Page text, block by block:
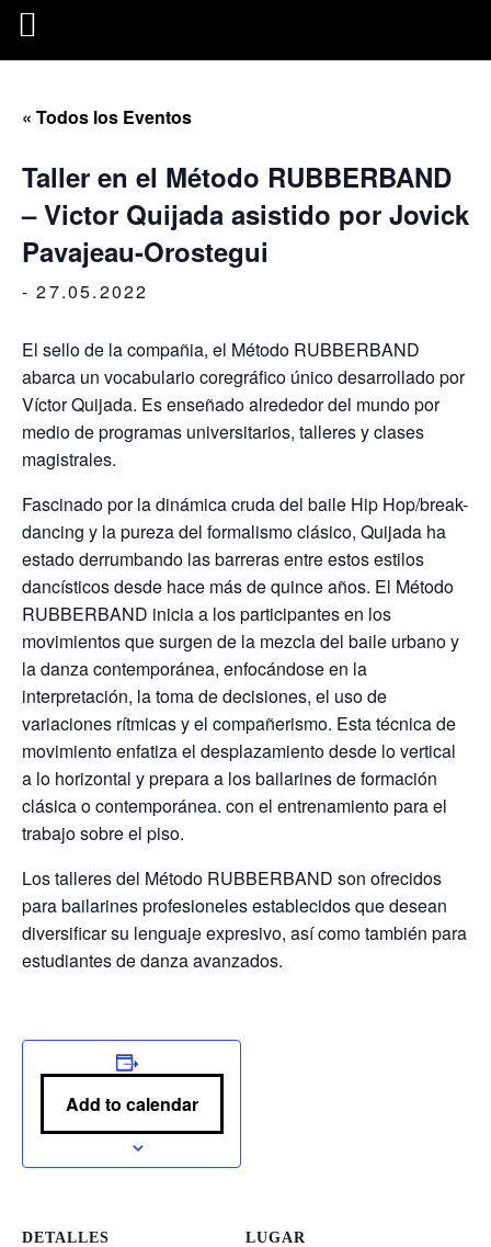
« Todos los Eventos
Taller en el Método RUBBERBAND
– Victor Quijada asistido por Jovick
Pavajeau-Orostegui
-27.05.2022
El sello de la compañia, el Método RUBBERBAND
abarca un vocabulario coregráfico único desarrollado por
Víctor Quijada. Es enseñado alrededor del mundo por
medio de programas universitarios, talleres y clases
magistrales.
Fascinado por la dinámica cruda del baile Hip Hop/break-
dancing y la pureza del formalismo clásico, Quijada ha
estado derrumbando las barreras entre estos estilos
dancísticos desde hace más de quince años. El Método
RUBBERBAND inicia a los participantes en los
movimientos que surgen de la mezcla del baile urbano y
la danza contemporánea, enfocándose en la
interpretación, la toma de decisiones, el uso de
variaciones rítmicas y el compañerismo. Esta técnica de
movimiento enfatiza el desplazamiento desde lo vertical
a lo horizontal y prepara a los bailarines de formación
clásica o contemporánea. con el entrenamiento para el
trabajo sobre el piso.
Los talleres del Método RUBBERBAND son ofrecidos
para bailarines profesioneles establecidos que desean
diversificar su lenguaje expresivo, así como también para
estudiantes de danza avanzados.
Add to calendar
DETALLES LUGAR